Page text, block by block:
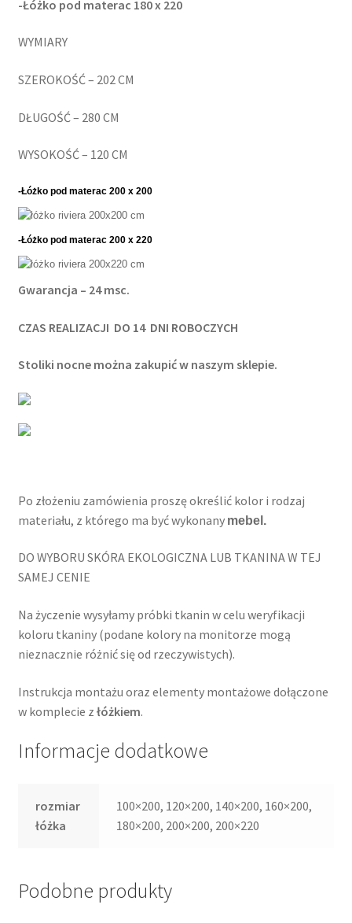
-Łóżko pod materac 180x 220
WYMIARY
SZEROKOŚĆ – 202 CM
DŁUGOŚĆ – 280 CM
WYSOKOŚĆ – 120 CM
-Łóżko pod materac 200x 200
-Łóżko pod materac 200x 220
Gwarancja – 24 msc.
CZAS REALIZACJI DO 14 DNI ROBOCZYCH
Stoliki nocne można zakupić w naszym sklepie.
Po złożeniu zamówienia proszę określić kolor i rodzaj
materiału, z którego ma być wykonany mebel.
DO WYBORU SKÓRA EKOLOGICZNA LUB TKANINA W TEJ
SAMEJ CENIE
Na życzenie wysyłamy próbki tkanin w celu weryfikacji
koloru tkaniny (podane kolory na monitorze mogą
nieznacznie różnić się od rzeczywistych).
Instrukcja montażu oraz elementy montażowe dołączone
w komplecie z łóżkiem.
Informacje dodatkowe
rozmiar
łóżka
100×200, 120×200, 140×200, 160×200,
180×200, 200×200, 200×220
Podobne produkty